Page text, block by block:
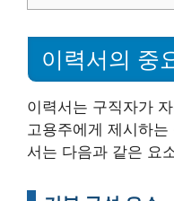
이력서의 중
이력서는 구직자가
고용주에게 제시하
서는 다음과 같은 요